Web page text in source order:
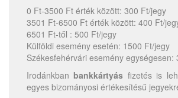
0 Ft-3500 Ft érték között: 300 Ft/jegy
3501 Ft-6500 Ft érték között: 400 Ft/
6501 Ft-től : 500 Ft/jegy
Külföldi esemény esetén: 1500 Ft/jegy
Székesfehérvári esemény egységesen:
Irodánkban bankkártyás fizetés is
egyes bizományosi értékesítésű